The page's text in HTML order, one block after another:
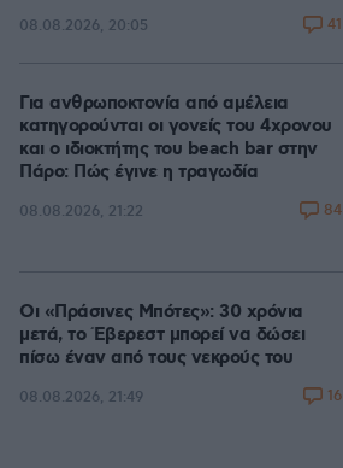
08.08.2026, 20:05 41
Για ανθρωποκτονία από αμέλεια
κατηγορούνται οι γονείς του 4χρονου
και ο ιδιοκτήτης του beach bar στην
Πάρο: Πώς έγινε η τραγωδία
08.08.2026, 21:22 84
Οι «Πράσινες Μπότες»: 30 χρόνια
μετά, το Έβερεστ μπορεί να δώσει
πίσω έναν από τους νεκρούς του
08.08.2026, 21:49 16